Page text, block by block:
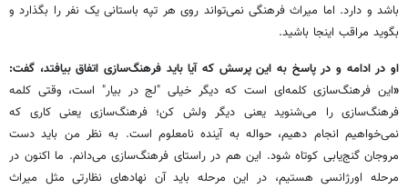
باشد و دارد. اما میراث فرهنگی نمی‌تواند روی هر تپه باستانی یک نفر را بگذارد و
بگوید مراقب اینجا باشید.
او در ادامه و در پاسخ به این پرسش که آیا باید فرهنگ‌سازی اتفاق بیافتد، گفت:
«این فرهنگ‌سازی کلمه‌ای است که دیگر خیلی "لج در بیار" است، وقتی کلمه
فرهنگ‌سازی را می‌شنوید یعنی دیگر ولش کن؛ فرهنگ‌سازی یعنی کاری که
نمی‌خواهیم انجام دهیم، حواله به آینده نامعلوم است. به نظر من باید دست
مروجان گنج‌یابی کوتاه شود. این هم در راستای فرهنگ‌سازی می‌دانم. ما اکنون در
مرحله اورژانسی هستیم، در این مرحله باید آن‌ نهادهای نظارتی مثل میراث